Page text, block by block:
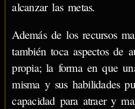
alcanzar las metas.
Además de los recursos
también toca aspectos de
propia; la forma en que
misma y sus habilidades
capacidad para atraer y